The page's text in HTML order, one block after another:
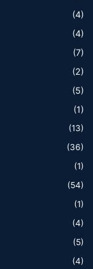
(4)
(4)
(7)
(2)
(5)
(1)
(13)
(36)
(1)
(54)
(1)
(4)
(5)
(4)